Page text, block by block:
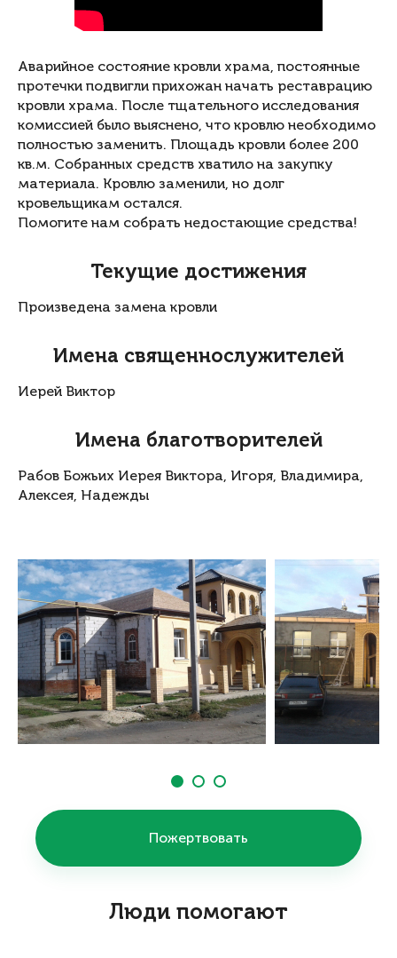
Аварийное состояние кровли храма, постоянные
протечки подвигли прихожан начать реставрацию
кровли храма. После тщательного исследования
комиссией было выяснено, что кровлю необходимо
полностью заменить. Площадь кровли более 200
кв.м. Собранных средств хватило на закупку
материала. Кровлю заменили, но долг
кровельщикам остался.
Помогите нам собрать недостающие средства!
Текущие достижения
Произведена замена кровли
Имена священнослужителей
Иерей Виктор
Имена благотворителей
Рабов Божьих Иерея Виктора, Игоря, Владимира,
Алексея, Надежды
Пожертвовать
Люди помогают